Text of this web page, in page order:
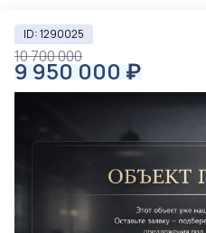
ID: 1290025
10 700 000
9 950 000 ₽